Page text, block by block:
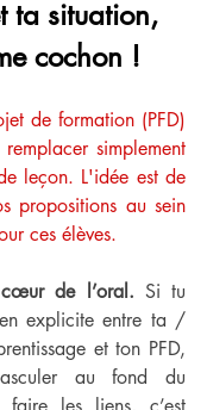
ta situation,
cochon !
de formation (PFD)
simplement
leçon. L'idée est de
propositions au sein
ces élèves.
de l’oral. Si tu
explicite entre ta /
et ton PFD,
au fond du